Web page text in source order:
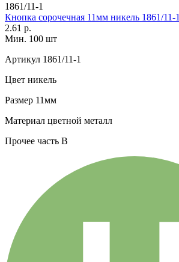
1861/11-1
Кнопка сорочечная 11мм никель 1861/11-1
2.61 р.
Мин. 100 шт
Артикул 1861/11-1
Цвет никель
Размер 11мм
Материал цветной металл
Прочее часть В